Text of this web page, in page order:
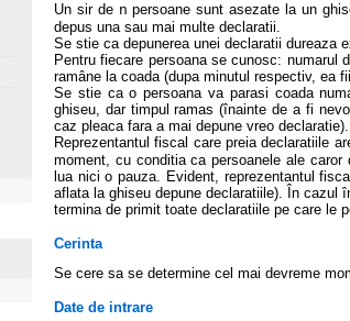
Un sir de n persoane sunt asezate la un
depus una sau mai multe declaratii.
Se stie ca depunerea unei declaratii dureaza
Pentru fiecare persoana se cunosc: numarul
ramâne la coada (dupa minutul respectiv, ea
Se stie ca o persoana va parasi coada
ghiseu, dar timpul ramas (înainte de a fi
caz pleaca fara a mai depune vreo declaratie).
Reprezentantul fiscal care preia declaratiile
moment, cu conditia ca persoanele ale
lua nici o pauza. Evident, reprezentantul
aflata la ghiseu depune declaratiile). În cazul
termina de primit toate declaratiile pe care le
Cerinta
Se cere sa se determine cel mai devreme
Date de intrare